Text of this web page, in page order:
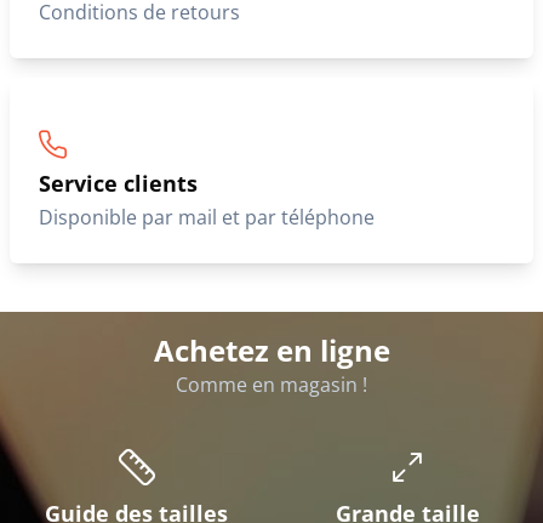
Conditions de retours
Service clients
Disponible par mail et par téléphone
Achetez en ligne
Comme en magasin !
Guide des tailles Grande taille